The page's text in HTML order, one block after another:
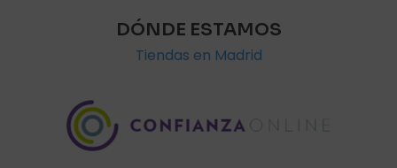
DÓNDE ESTAMOS
Tiendas en Madrid